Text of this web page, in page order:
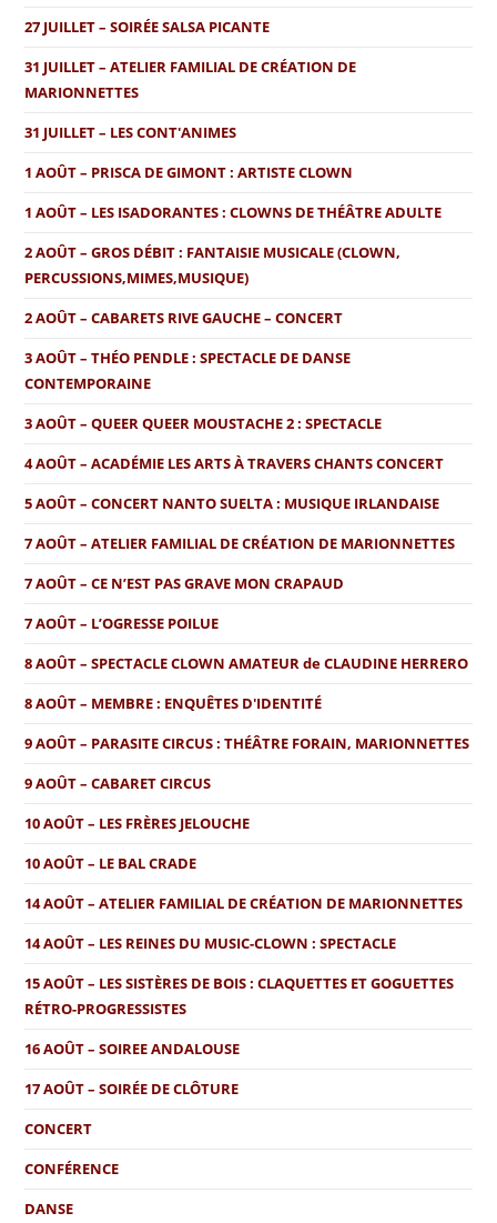
27 JUILLET – SOIRÉE SALSA PICANTE
31 JUILLET – ATELIER FAMILIAL DE CRÉATION DE
MARIONNETTES
31 JUILLET – LES CONT'ANIMES
1 AOÛT – PRISCA DE GIMONT : ARTISTE CLOWN
1 AOÛT – LES ISADORANTES : CLOWNS DE THÉÂTRE ADULTE
2 AOÛT – GROS DÉBIT : FANTAISIE MUSICALE (CLOWN,
PERCUSSIONS,MIMES,MUSIQUE)
2 AOÛT – CABARETS RIVE GAUCHE – CONCERT
3 AOÛT – THÉO PENDLE : SPECTACLE DE DANSE
CONTEMPORAINE
3 AOÛT – QUEER QUEER MOUSTACHE 2 : SPECTACLE
4 AOÛT – ACADÉMIE LES ARTS À TRAVERS CHANTS CONCERT
5 AOÛT – CONCERT NANTO SUELTA : MUSIQUE IRLANDAISE
7 AOÛT – ATELIER FAMILIAL DE CRÉATION DE MARIONNETTES
7 AOÛT – CE N’EST PAS GRAVE MON CRAPAUD
7 AOÛT – L’OGRESSE POILUE
8 AOÛT – SPECTACLE CLOWN AMATEUR de CLAUDINE HERRERO
8 AOÛT – MEMBRE : ENQUÊTES D'IDENTITÉ
9 AOÛT – PARASITE CIRCUS : THÉÂTRE FORAIN, MARIONNETTES
9 AOÛT – CABARET CIRCUS
10 AOÛT – LES FRÈRES JELOUCHE
10 AOÛT – LE BAL CRADE
14 AOÛT – ATELIER FAMILIAL DE CRÉATION DE MARIONNETTES
14 AOÛT – LES REINES DU MUSIC-CLOWN : SPECTACLE
15 AOÛT – LES SISTÈRES DE BOIS : CLAQUETTES ET GOGUETTES
RÉTRO-PROGRESSISTES
16 AOÛT – SOIREE ANDALOUSE
17 AOÛT – SOIRÉE DE CLÔTURE
CONCERT
CONFÉRENCE
DANSE